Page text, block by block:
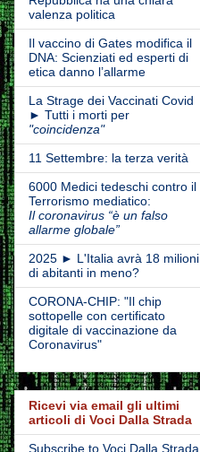
valenza politica
Il vaccino di Gates modifica il
DNA: Scienziati ed esperti di
etica danno l’allarme
La Strage dei Vaccinati Covid
► Tutti i morti per
"coincidenza"
11 Settembre: la terza verità
6000 Medici tedeschi contro il
Terrorismo mediatico:
Il coronavirus “è un falso
allarme globale”
2025 ► L'Italia avrà 18 milioni
di abitanti in meno?
CORONA-CHIP: "Il chip
sottopelle con certificato
digitale di vaccinazione da
Coronavirus"
Ricevi via email gli ultimi
articoli di Voci Dalla Strada
Subscribe to Voci Dalla Strada